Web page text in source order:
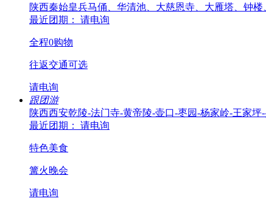
陕西秦始皇兵马俑、华清池、大慈恩寺、大雁塔、钟
最近团期： 请电询
全程0购物
往返交通可选
请电询
跟团游
陕西西安乾陵-法门寺-黄帝陵-壶口-枣园-杨家岭-王家
最近团期： 请电询
特色美食
篝火晚会
请电询